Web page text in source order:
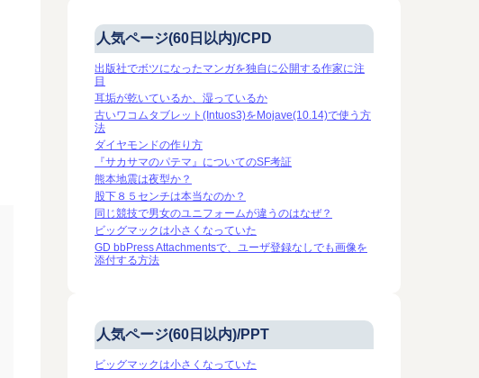
人気ページ(60日以内)/CPD
出版社でボツになったマンガを独自に公開する作家に注
目
耳垢が乾いているか、湿っているか
古いワコムタブレット(Intuos3)をMojave(10.14)で使う方
法
ダイヤモンドの作り方
『サカサマのパテマ』についてのSF考証
熊本地震は夜型か？
股下８５センチは本当なのか？
同じ競技で男女のユニフォームが違うのはなぜ？
ビッグマックは小さくなっていた
GD bbPress Attachmentsで、ユーザ登録なしでも画像を
添付する方法
人気ページ(60日以内)/PPT
ビッグマックは小さくなっていた